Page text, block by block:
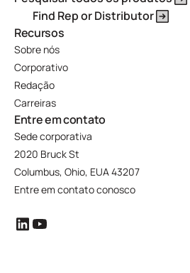
Find Rep or Distributor
Recursos
Sobre nós
Corporativo
Redação
Carreiras
Entre em contato
Sede corporativa
2020 Bruck St
Columbus, Ohio, EUA 43207
Entre em contato conosco